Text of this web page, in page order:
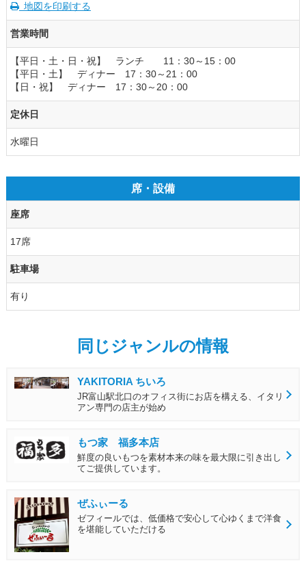
地図を印刷する
営業時間
【平日・土・日・祝】 ランチ 11：30～15：00
【平日・土】 ディナー 17：30～21：00
【日・祝】 ディナー 17：30～20：00
定休日
水曜日
席・設備
座席
17席
駐車場
有り
同じジャンルの情報
YAKITORIA ちいろ
JR富山駅北口のオフィス街にお店を構える、イタリ
アン専門の店主が始め
もつ家 福多本店
鮮度の良いもつを素材本来の味を最大限に引き出し
てご提供しています。
ぜふぃーる
ゼフィールでは、低価格で安心して心ゆくまで洋食
を堪能していただける